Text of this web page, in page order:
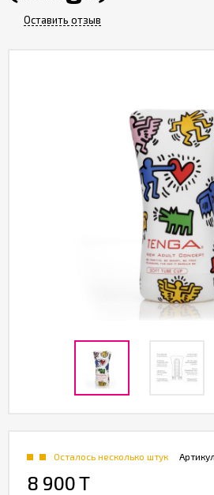
Партнерам
Оставить отзыв
Осталось несколько штук
8 900 T